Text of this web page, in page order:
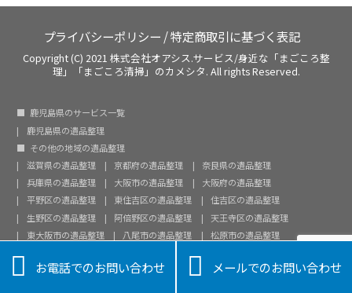
プライバシーポリシー /特定商取引に基づく表記
Copyright (C) 2021 株式会社オアシス.サービス/身近な「まごころ整
理」「まごころ清掃」のカメシタ. All rights Reserved.
鹿児島県のサービス一覧
鹿児島県の遺品整理
その他の地域の遺品整理
滋賀県の遺品整理
京都府の遺品整理
奈良県の遺品整理
兵庫県の遺品整理
大阪市の遺品整理
大阪府の遺品整理
平野区の遺品整理
東住吉区の遺品整理
住吉区の遺品整理
生野区の遺品整理
阿倍野区の遺品整理
天王寺区の遺品整理
東大阪市の遺品整理
八尾市の遺品整理
松原市の遺品整理
千種区の遺品整理
北名古屋市の遺品整理
小牧市の遺品整理
 お電話でのお問い合わせ  メールでのお問い合わせ